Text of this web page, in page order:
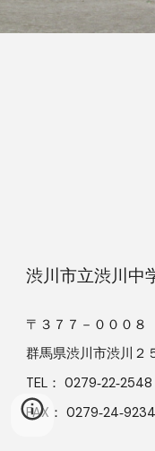
渋川市立渋川中
〒３７７－０００８
群馬県渋川市渋川２
TEL： 0279‐22‐2548
FAX： 0279‐24‐9234